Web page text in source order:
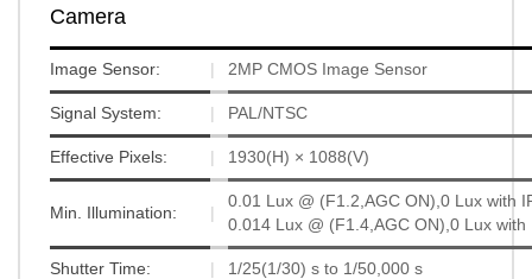
Camera
Image Sensor: | 2MP CMOS Image Sensor
Signal System: | PAL/NTSC
Effective Pixels: | 1930(H) × 1088(V)
Min. Illumination: |
0.01 Lux @ (F1.2,AGC ON),0 Lux with
0.014 Lux @ (F1.4,AGC ON),0 Lux with
Shutter Time: | 1/25(1/30) s to 1/50,000 s